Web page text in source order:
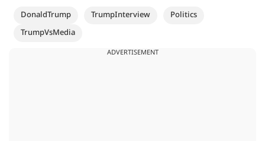
DonaldTrump TrumpInterview
Politics
TrumpVsMedia
ADVERTISEMENT